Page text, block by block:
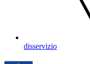
disservizio